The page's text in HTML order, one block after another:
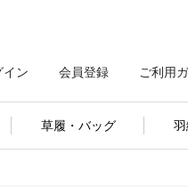
イン 会員登録 ご利用
草履・バッグ